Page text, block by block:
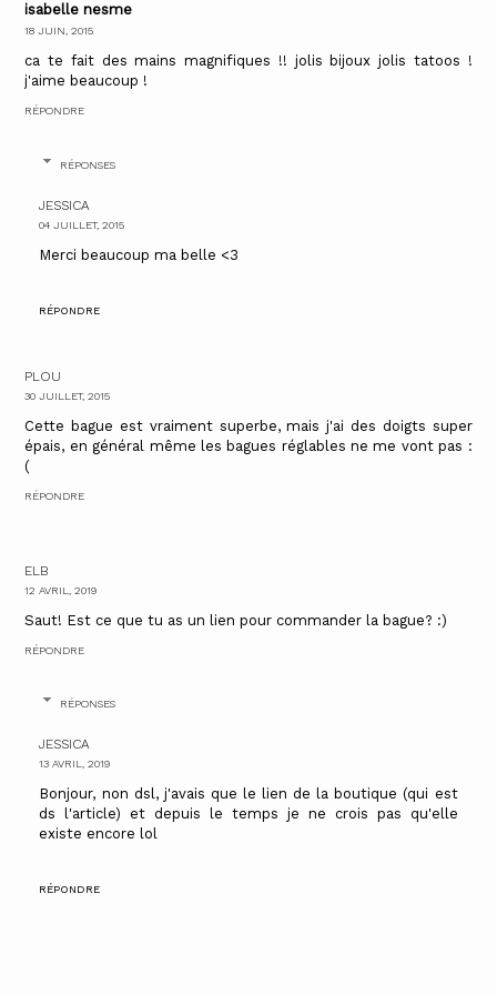
isabelle nesme
18 JUIN, 2015
ca te fait des mains magnifiques !! jolis bijoux jolis tatoos !
j'aime beaucoup !
RÉPONDRE
RÉPONSES
JESSICA
04 JUILLET, 2015
Merci beaucoup ma belle <3
RÉPONDRE
PLOU
30 JUILLET, 2015
Cette bague est vraiment superbe, mais j'ai des doigts super
épais, en général même les bagues réglables ne me vont pas :
(
RÉPONDRE
ELB
12 AVRIL, 2019
Saut! Est ce que tu as un lien pour commander la bague? :)
RÉPONDRE
RÉPONSES
JESSICA
13 AVRIL, 2019
Bonjour, non dsl, j'avais que le lien de la boutique (qui est
ds l'article) et depuis le temps je ne crois pas qu'elle
existe encore lol
RÉPONDRE